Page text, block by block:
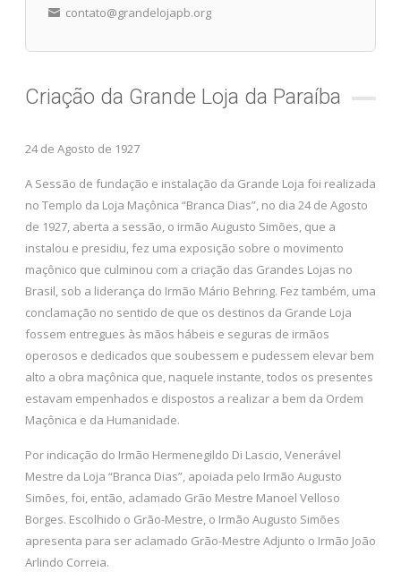
contato@grandelojapb.org
Criação da Grande Loja da Paraíba
24 de Agosto de 1927
A Sessão de fundação e instalação da Grande Loja foi realizada
no Templo da Loja Maçônica “Branca Dias”, no dia 24 de Agosto
de 1927, aberta a sessão, o irmão Augusto Simões, que a
instalou e presidiu, fez uma exposição sobre o movimento
maçônico que culminou com a criação das Grandes Lojas no
Brasil, sob a liderança do Irmão Mário Behring. Fez também, uma
conclamação no sentido de que os destinos da Grande Loja
fossem entregues às mãos hábeis e seguras de irmãos
operosos e dedicados que soubessem e pudessem elevar bem
alto a obra maçônica que, naquele instante, todos os presentes
estavam empenhados e dispostos a realizar a bem da Ordem
Maçônica e da Humanidade.
Por indicação do Irmão Hermenegildo Di Lascio, Venerável
Mestre da Loja “Branca Dias”, apoiada pelo Irmão Augusto
Simões, foi, então, aclamado Grão Mestre Manoel Velloso
Borges. Escolhido o Grão-Mestre, o Irmão Augusto Simões
apresenta para ser aclamado Grão-Mestre Adjunto o Irmão João
Arlindo Correia.